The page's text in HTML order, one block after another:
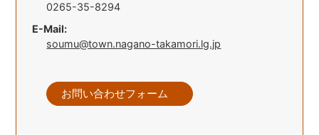
0265-35-8294
E-Mail:
soumu@town.nagano-takamori.lg.jp
お問い合わせフォーム